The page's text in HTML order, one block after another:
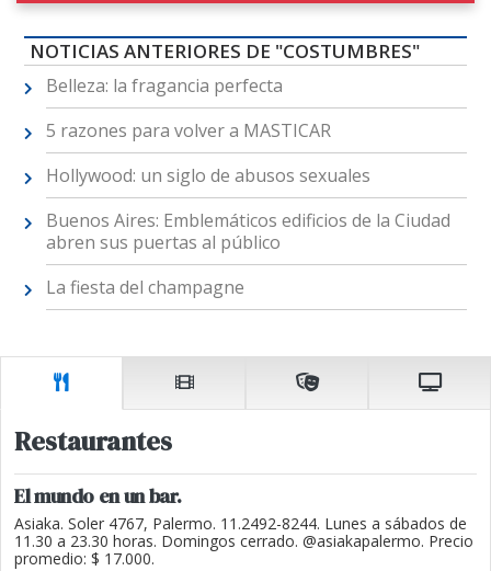
NOTICIAS ANTERIORES DE "COSTUMBRES"
Belleza: la fragancia perfecta
5 razones para volver a MASTICAR
Hollywood: un siglo de abusos sexuales
Buenos Aires: Emblemáticos edificios de la Ciudad
abren sus puertas al público
La fiesta del champagne
Restaurantes
El mundo en un bar.
Asiaka. Soler 4767, Palermo. 11.2492-8244. Lunes a sábados de
11.30 a 23.30 horas. Domingos cerrado. @asiakapalermo. Precio
promedio: $ 17.000.